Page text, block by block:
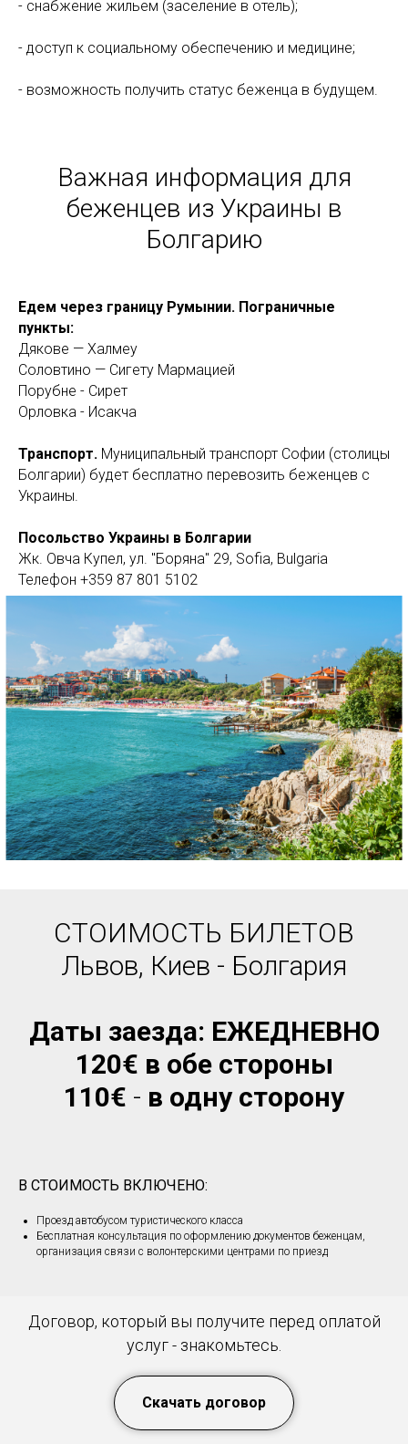
- снабжение жильем (заселение в отель);
- доступ к социальному обеспечению и медицине;
- возможность получить статус беженца в будущем.
Важная информация для
беженцев из Украины в
Болгарию
Едем через границу Румынии. Пограничные
пункты:
Дякове — Халмеу
Соловтино — Сигету Мармацией
Порубне - Сирет
Орловка - Исакча
Транспорт. Муниципальный транспорт Софии (столицы
Болгарии) будет бесплатно перевозить беженцев с
Украины.
Посольство Украины в Болгарии
Жк. Овча Купел, ул. "Боряна" 29, Sofia, Bulgaria
Телефон +359 87 801 5102
СТОИМОСТЬ БИЛЕТОВ
Львов, Киев - Болгария
Даты заезда: ЕЖЕДНЕВНО
120€ в обе стороны
110€ - в одну сторону
В СТОИМОСТЬ ВКЛЮЧЕНО:
Проезд автобусом туристического класса
Бесплатная консультация по оформлению документов беженцам,
организация связи с волонтерскими центрами по приезд
Договор, который вы получите перед оплатой
услуг - знакомьтесь.
Скачать договор